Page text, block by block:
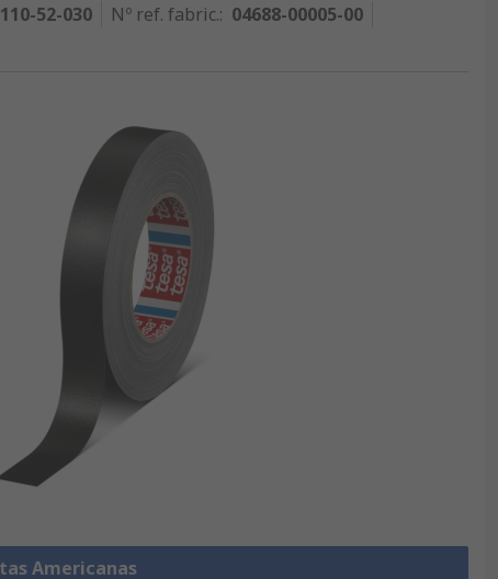
110-52-030 Nº ref. fabric.: 04688-00005-00
Americanas